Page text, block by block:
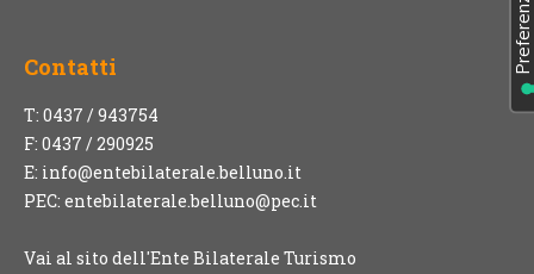
Contatti
T: 0437 / 943754
F: 0437 / 290925
E: info@entebilaterale.belluno.it
PEC: entebilaterale.belluno@pec.it
Vai al sito dell'Ente Bilaterale Turismo